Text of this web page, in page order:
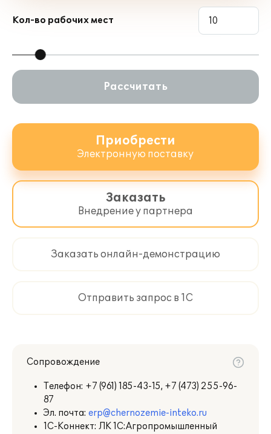
Кол-во рабочих мест
Рассчитать
Приобрести
Электронную поставку
Заказать
Внедрение у партнера
Заказать онлайн-демонстрацию
Отправить запрос в 1С
Сопровождение
Телефон: +7 (961) 185-43-15, +7 (473) 255-96-
87
Эл. почта: erp@chernozemie-inteko.ru
1С-Коннект: ЛК 1С:Агропромышленный